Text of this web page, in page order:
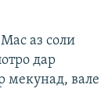
аз соли
дар
мекунад, вале